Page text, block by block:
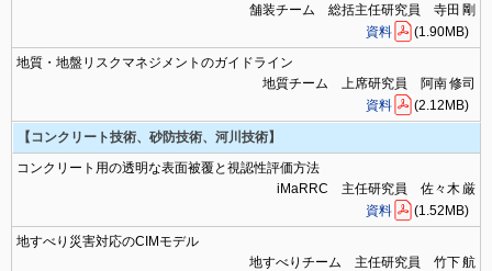
舗装チーム 総括主任研究員 寺田 剛
資料
(1.90MB)
地質・地盤リスクマネジメントのガイドライン
地質チーム 上席研究員 阿南 修司
資料
(2.12MB)
【コンクリート技術、砂防技術、河川技術】
コンクリート用の透明な表面被覆と視認性評価方法
iMaRRC 主任研究員 佐々木 厳
資料
(1.52MB)
地すべり災害対応のCIMモデル
地すべりチーム 主任研究員 竹下 航